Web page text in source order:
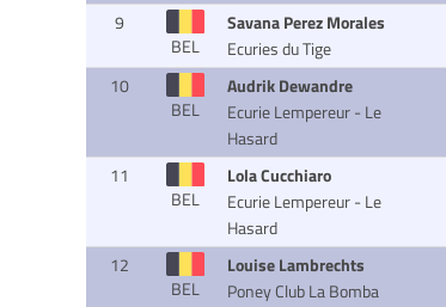
9
BEL
Savana Perez Morales
Ecuries du Tige
10
BEL
Audrik Dewandre
Ecurie Lempereur - Le
Hasard
11
BEL
Lola Cucchiaro
Ecurie Lempereur - Le
Hasard
12
BEL
Louise Lambrechts
Poney Club La Bomba